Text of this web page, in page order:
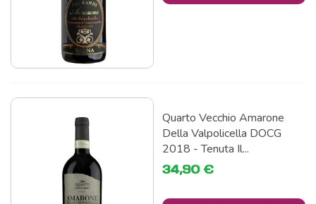
Quarto Vecchio Amarone
Della Valpolicella DOCG
2018 - Tenuta Il...
34,90 €